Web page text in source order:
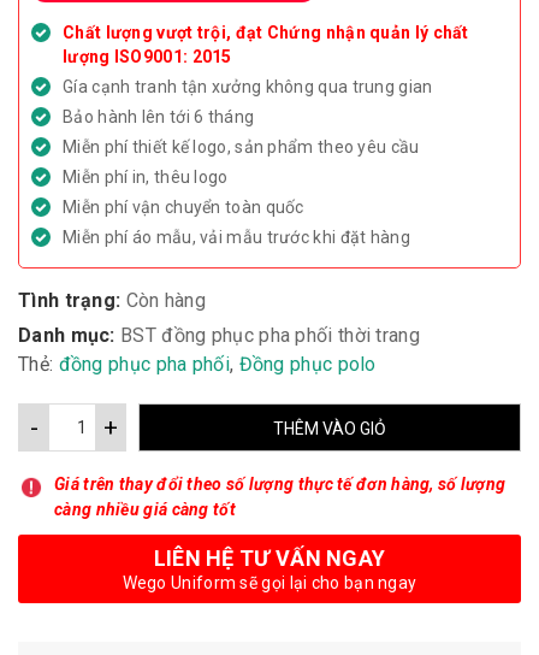
Chất lượng vượt trội, đạt Chứng nhận quản lý chất
lượng ISO9001: 2015
Gía cạnh tranh tận xưởng không qua trung gian
Bảo hành lên tới 6 tháng
Miễn phí thiết kế logo, sản phẩm theo yêu cầu
Miễn phí in, thêu logo
Miễn phí vận chuyển toàn quốc
Miễn phí áo mẫu, vải mẫu trước khi đặt hàng
Tình trạng: Còn hàng
Danh mục: BST đồng phục pha phối thời trang
Thẻ: đồng phục pha phối, Đồng phục polo
+
- THÊM VÀO GIỎ
Giá trên thay đổi theo số lượng thực tế đơn hàng, số lượng
càng nhiều giá càng tốt
LIÊN HỆ TƯ VẤN NGAY
Wego Uniform sẽ gọi lại cho bạn ngay